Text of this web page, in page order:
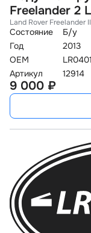
Freelander 2
Land Rover Freelander
Состояние
Б/у
Год
2013
OEM
Артикул
12914
9 000 ₽